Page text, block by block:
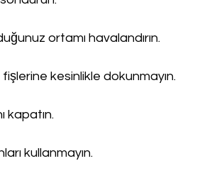
ortamı havalandırın.
kesinlikle dokunmayın.
kapatın.
kullanmayın.